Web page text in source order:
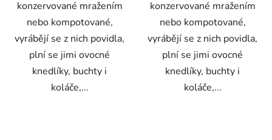
konzervované mražením
nebo kompotované,
vyrábějí se z nich povidla,
plní se jimi ovocné
knedlíky, buchty i
koláče,...
konzervované mražením
nebo kompotované,
vyrábějí se z nich povidla,
plní se jimi ovocné
knedlíky, buchty i
koláče,...